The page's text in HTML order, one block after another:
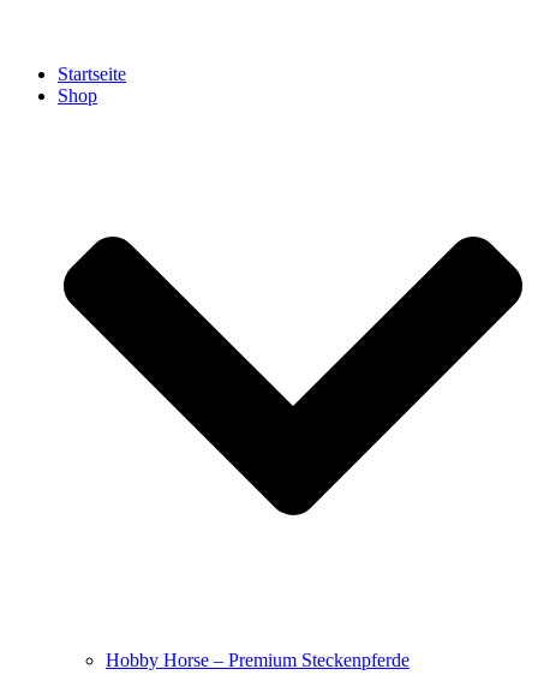
Startseite
Shop
Hobby Horse – Premium Steckenpferde